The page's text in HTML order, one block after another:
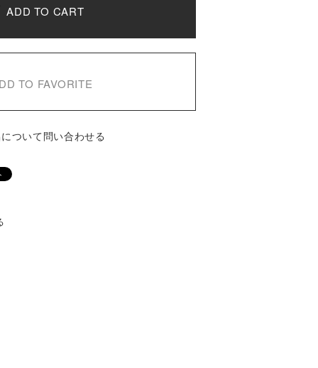
ADD TO CART
TO FAVORITE
ついて問い合わせる